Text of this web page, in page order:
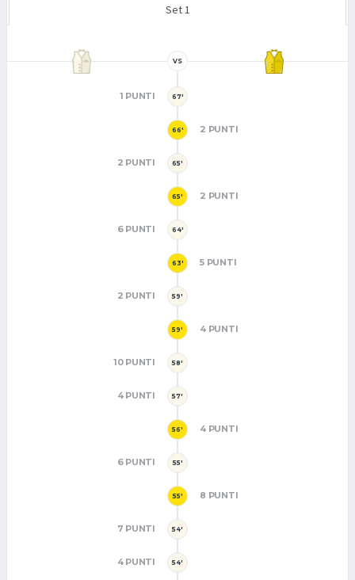
Set 1
VS
67'
1 PUNTI
66' 2 PUNTI
65'
2 PUNTI
65' 2 PUNTI
64'
6 PUNTI
63' 5 PUNTI
59'
2 PUNTI
59' 4 PUNTI
58'
10 PUNTI
57'
4 PUNTI
56' 4 PUNTI
55'
6 PUNTI
55' 8 PUNTI
54'
7 PUNTI
54'
4 PUNTI